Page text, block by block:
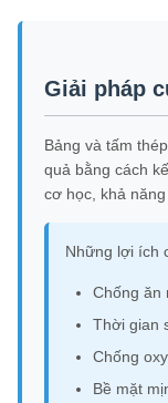
Giải pháp
Bảng và tấm
quả bằng cách
cơ học, khả
Những lợi ích
Chống ăn
Thời gian
Chống
Bề mặt